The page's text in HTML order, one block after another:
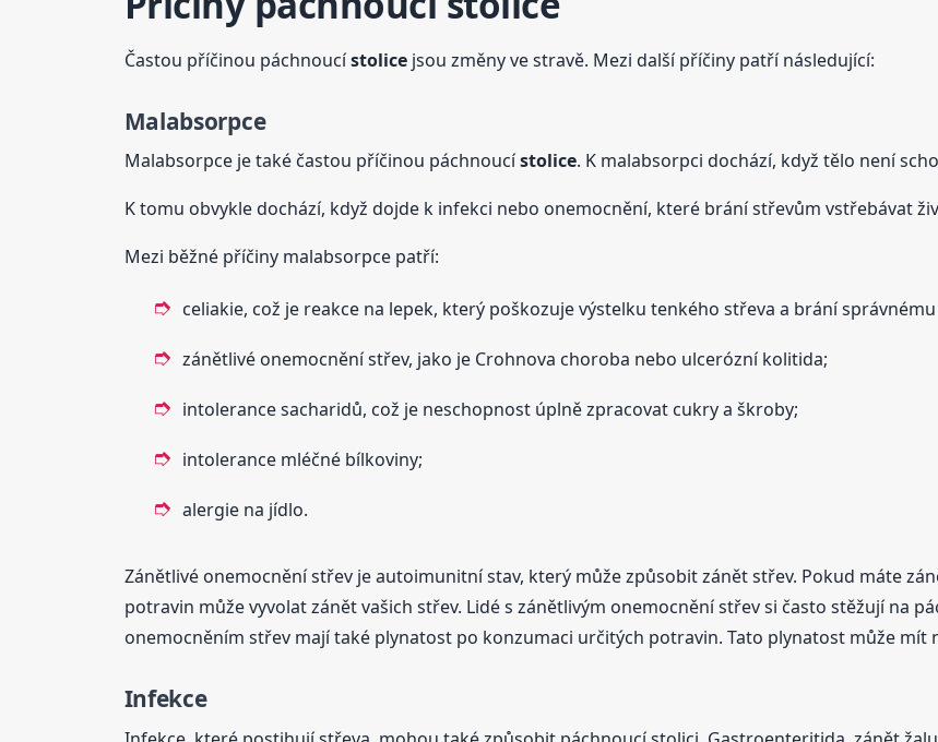
Častou příčinou páchnoucístolicejsou změny ve stravě. Mezi další příčiny patří následující:
Malabsorpce
Malabsorpce je také častou příčinou páchnoucístolice. K malabsorpci dochází, když tělo není
K tomu obvykle dochází, když dojde k infekci nebo onemocnění, které brání střevům vstřebávat
Mezi běžné příčiny malabsorpce patří:
celiakie, což je reakce na lepek, který poškozuje výstelku tenkého střeva a brání
zánětlivé onemocnění střev, jako je Crohnova choroba nebo ulcerózní kolitida;
intolerance sacharidů, což je neschopnost úplně zpracovat cukry a škroby;
intolerance mléčné bílkoviny;
alergie na jídlo.
Zánětlivé onemocnění střev je autoimunitní stav, který může způsobit zánět střev. Pokud máte
potravin může vyvolat zánět vašich střev. Lidé s zánětlivým onemocnění střev si často stěžují na
onemocněním střev mají také plynatost po konzumaci určitých potravin. Tato plynatost může mít
Infekce